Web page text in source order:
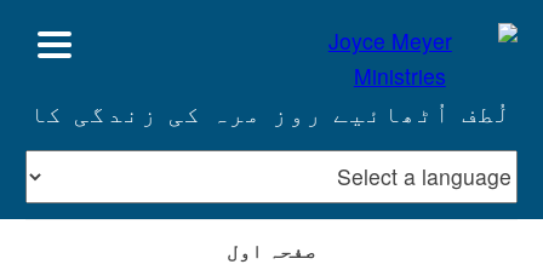
لُطف اُٹھائیے روز مرہ کی زندگی کا
صفحہ اول